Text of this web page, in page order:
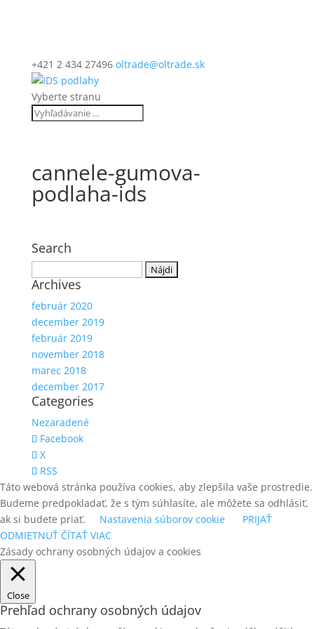
+421 2 434 27496 oltrade@oltrade.sk
Vyberte stranu
cannele-gumova-
podlaha-ids
Search
Archives
február 2020
december 2019
február 2019
november 2018
marec 2018
december 2017
Categories
Nezaradené
Facebook
X
RSS
Táto webová stránka používa cookies, aby zlepšila vaše prostredie.
Budeme predpokladať, že s tým súhlasíte, ale môžete sa odhlásiť,
ak si budete priať.
Nastavenia súborov cookie
PRIJAŤ
ODMIETNUŤ ČÍTAŤ VIAC
Zásady ochrany osobných údajov a cookies
Close
Prehľad ochrany osobných údajov